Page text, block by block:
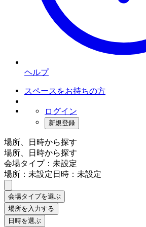
ヘルプ
スペースをお持ちの方
ログイン
新規登録
場所、日時から探す
場所、日時から探す
会場タイプ：未設定
場所：未設定日時：未設定
会場タイプを選ぶ
場所を入力する
日時を選ぶ